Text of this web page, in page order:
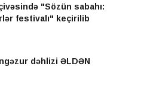
"Sözün sabahı:
festivalı" keçirilib
dəhlizi ƏLDƏN